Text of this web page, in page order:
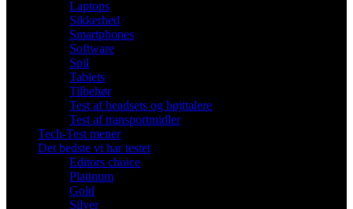
Laptops
Sikkerhed
Smartphones
Software
Spil
Tablets
Tilbehør
Test af headsets og højttalere
Test af transportmidler
Tech-Test mener
Det bedste vi har testet
Editors choice
Platinum
Gold
Silver